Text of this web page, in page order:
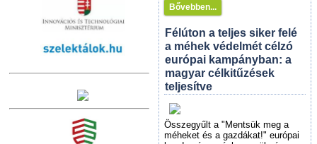
Bővebben...
Félúton a teljes siker felé
a méhek védelmét célzó
európai kampányban: a
magyar célkitűzések
teljesítve
Összegyűlt a "Mentsük meg a
méheket és a gazdákat!" európai